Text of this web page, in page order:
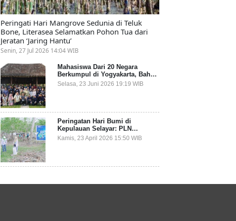
Peringati Hari Mangrove Sedunia di Teluk
Bone, Literasea Selamatkan Pohon Tua dari
Jeratan ‘Jaring Hantu’
Senin, 27 Jul 2026 14:04 WIB
Mahasiswa Dari 20 Negara
Berkumpul di Yogyakarta, Bahas
Mitigasi Ancaman Kesehatan
Global
Selasa, 23 Juni 2026 19:19 WIB
Peringatan Hari Bumi di
Kepulauan Selayar: PLN
Indonesia Power Gandeng
Pemda dan Komunitas, Giatkan
Kamis, 23 April 2026 15:50 WIB